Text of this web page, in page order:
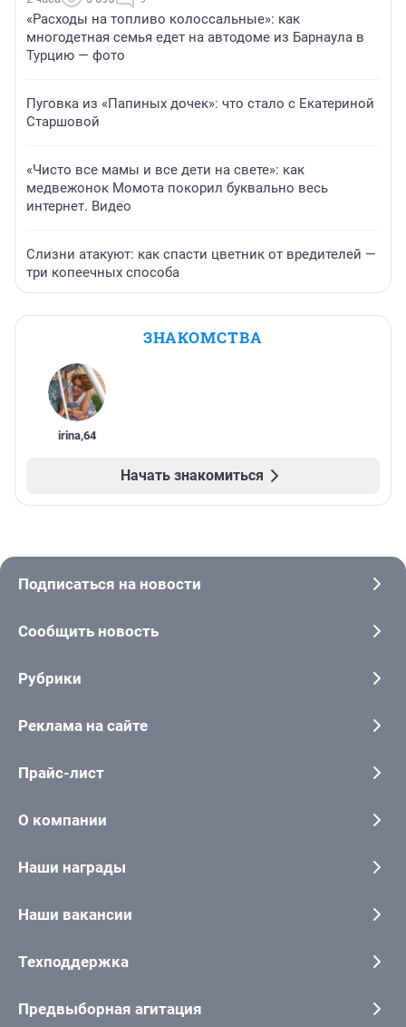
«Расходы на топливо колоссальные»: как
многодетная семья едет на автодоме из Барнаула в
Турцию — фото
Пуговка из «Папиных дочек»: что стало с Екатериной
Старшовой
«Чисто все мамы и все дети на свете»: как
медвежонок Момота покорил буквально весь
интернет. Видео
Слизни атакуют: как спасти цветник от вредителей —
три копеечных способа
ЗНАКОМСТВА
irina,64
Начать знакомиться
Подписаться на новости
Сообщить новость
Рубрики
Реклама на сайте
Прайс-лист
О компании
Наши награды
Наши вакансии
Техподдержка
Предвыборная агитация